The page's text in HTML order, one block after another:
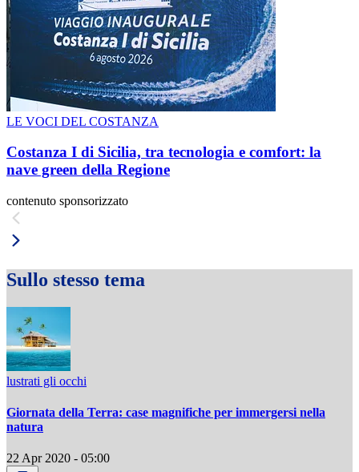
LE VOCI DEL COSTANZA
Costanza I di Sicilia, tra tecnologia e comfort: la
nave green della Regione
contenuto sponsorizzato
Sullo stesso tema
lustrati gli occhi
Giornata della Terra: case magnifiche per immergersi nella
natura
22 Apr 2020 - 05:00